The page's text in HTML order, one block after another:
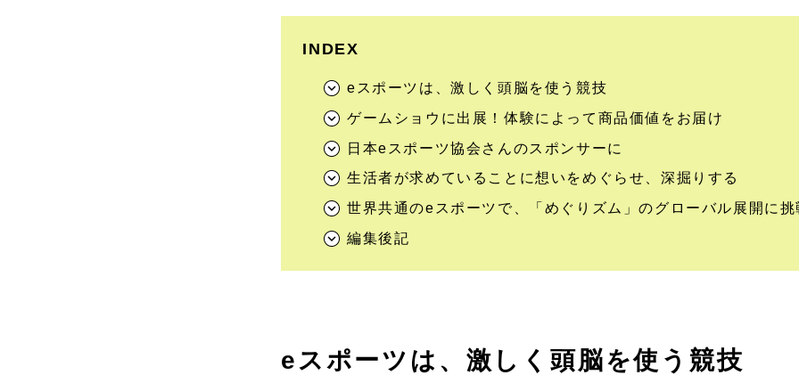
INDEX
eスポーツは、激しく頭脳を使う競技
ゲームショウに出展！体験によって商品価値をお届け
日本eスポーツ協会さんのスポンサーに
生活者が求めていることに想いをめぐらせ、深掘りする
世界共通のeスポーツで、「めぐりズム」のグローバル展開に挑
編集後記
eスポーツは、激しく頭脳を使う競技